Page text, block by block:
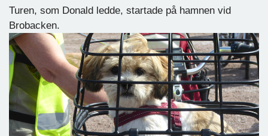
Turen, som Donald ledde, startade på hamnen vid
Brobacken.